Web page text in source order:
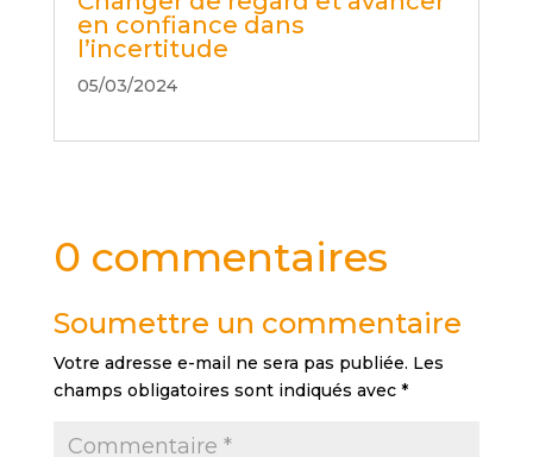
en confiance dans
l’incertitude
05/03/2024
0 commentaires
Soumettre un commentaire
Votre adresse e-mail ne sera pas publiée. Les
champs obligatoires sont indiqués avec *